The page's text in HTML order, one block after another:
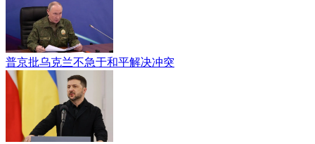
普京批乌克兰不急于和平解决冲突